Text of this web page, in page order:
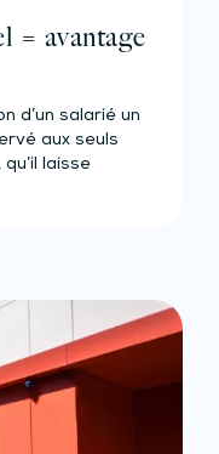
= avantage
d’un salarié un
aux seuls
laisse